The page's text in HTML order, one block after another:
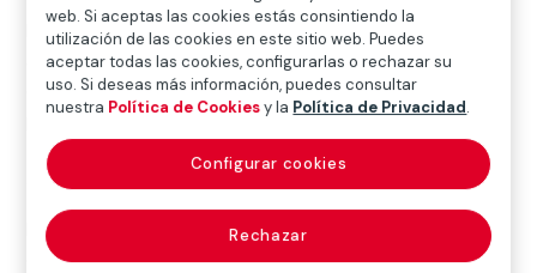
Millones de personas en el mundo estamos expuestas
a sufrir cómo, de repente, la vida se tambalea. La
causa puede ser una inundación, una guerra o una
pandemia.Sin previo aviso, algo irrumpe y lo
cambia todo, destruyendo esa sensación de
seguridad que nos sostiene
LaOrganización Mundial de la Salud (OMS)
afirma
queuna de cada cinco personasque ha vivido una
web. Si aceptas las cookies estás consintiendo la
utilización de las cookies en este sitio web. Puedes
aceptar todas las cookies, configurarlas o rechazar su
uso. Si deseas más información, puedes consultar
nuestra Política de Cookiesy la Política de Privacidad.
Rechazar
Configurar cookies